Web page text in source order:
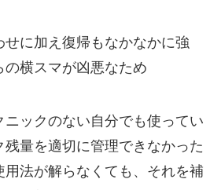
せに加え復帰もなかなかに強
横スマが凶悪なため
ニックのない自分でも使ってい
量を適切に管理できなかった
用法が解らなくても、それを補